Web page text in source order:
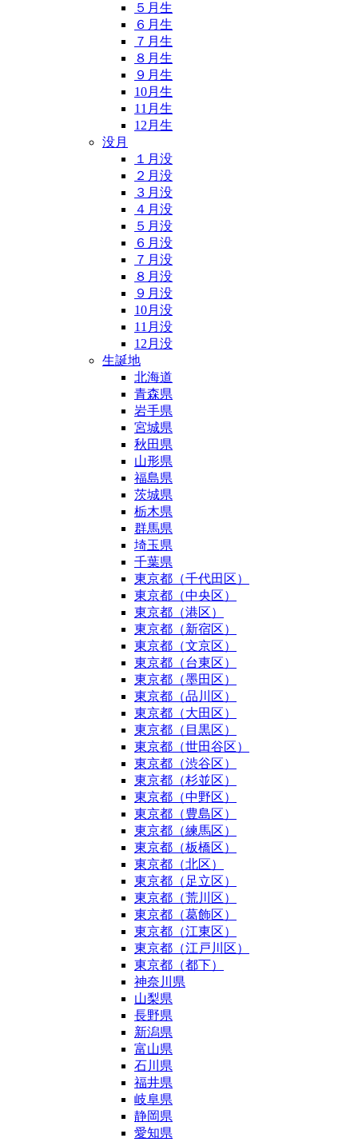
５月生
６月生
７月生
８月生
９月生
10月生
11月生
12月生
没月
１月没
２月没
３月没
４月没
５月没
６月没
７月没
８月没
９月没
10月没
11月没
12月没
生誕地
北海道
青森県
岩手県
宮城県
秋田県
山形県
福島県
茨城県
栃木県
群馬県
埼玉県
千葉県
東京都（千代田区）
東京都（中央区）
東京都（港区）
東京都（新宿区）
東京都（文京区）
東京都（台東区）
東京都（墨田区）
東京都（品川区）
東京都（大田区）
東京都（目黒区）
東京都（世田谷区）
東京都（渋谷区）
東京都（杉並区）
東京都（中野区）
東京都（豊島区）
東京都（練馬区）
東京都（板橋区）
東京都（北区）
東京都（足立区）
東京都（荒川区）
東京都（葛飾区）
東京都（江東区）
東京都（江戸川区）
東京都（都下）
神奈川県
山梨県
長野県
新潟県
富山県
石川県
福井県
岐阜県
静岡県
愛知県